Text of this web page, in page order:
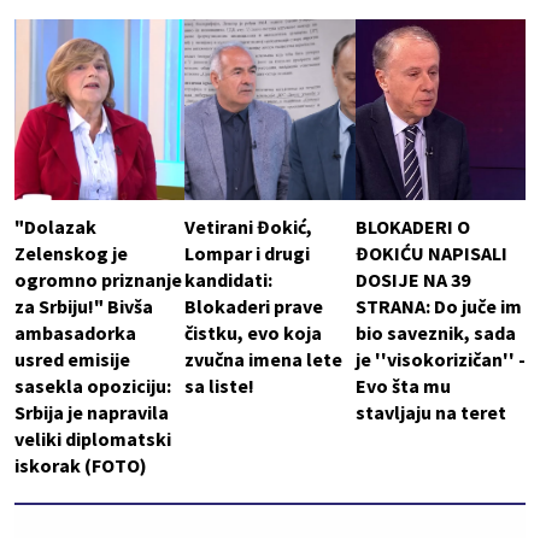
"Dolazak
Zelenskog je
ogromno priznanje
za Srbiju!" Bivša
ambasadorka
usred emisije
sasekla opoziciju:
Srbija je napravila
veliki diplomatski
iskorak (FOTO)
Vetirani Đokić,
Lompar i drugi
kandidati:
Blokaderi prave
čistku, evo koja
zvučna imena lete
sa liste!
BLOKADERI O
ĐOKIĆU NAPISALI
DOSIJE NA 39
STRANA: Do juče im
bio saveznik, sada
je ''visokorizičan'' -
Evo šta mu
stavljaju na teret